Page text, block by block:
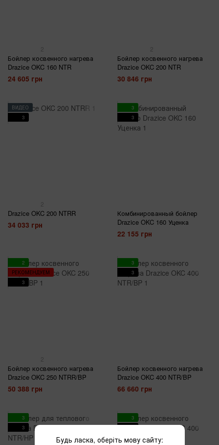
2
Бойлер косвенного нагрева
Drazice OKC 160 NTR
24 605 грн
2
Бойлер косвенного нагрева
Drazice OKC 200 NTR
30 846 грн
ВИДЕО
3
2
Drazice OKC 200 NTRR
34 033 грн
3
3
Комбинированный бойлер
Drazice OKC 160 Уценка
22 155 грн
2
РЕКОМЕНДУЕМ
3
2
Бойлер косвенного нагрева
Drazice OKC 250 NTRR/BP
50 388 грн
3
3
Бойлер косвенного нагрева
Drazice OKC 400 NTR/BP
66 660 грн
3
3
3
Будь ласка, оберіть мову сайту: